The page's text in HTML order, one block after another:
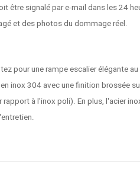
signalé par e-mail dans les 24
et des photos du dommage réel.
pour une rampe escalier élégante
inox 304 avec une finition brossée
à l'inox poli). En plus, l'acier